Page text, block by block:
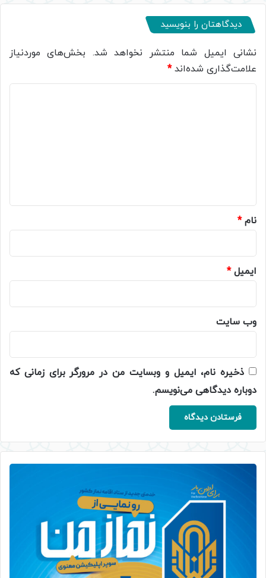
دیدگاهتان را بنویسید
نشانی ایمیل شما منتشر نخواهد شد. بخش‌های موردنیاز
علامت‌گذاری شده‌اند*
نام*
ایمیل*
وب‌ سایت
ذخیره نام، ایمیل و وبسایت من در مرورگر برای زمانی که
دوباره دیدگاهی می‌نویسم.